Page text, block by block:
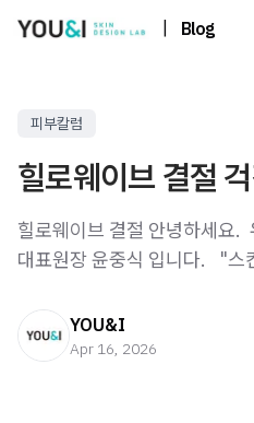
Blog
피부칼럼
힐로웨이브 결절
힐로웨이브 결절 안녕하세요.
대표원장 윤중식 입니다. ​ ​ "스
YOU&I
Apr 16, 2026